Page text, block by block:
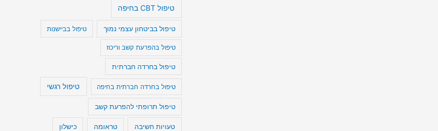
טיפול CBT בחיפה
טיפול בביטחון עצמי נמוך טיפול בביישנות
טיפול בהפרעת קשב וריכוז
טיפול בחרדה חברתית
טיפול בחרדה חברתית בחיפה טיפול רגשי
טיפול תרופתי להפרעת קשב
טעויות חשיבה טראומה כישלון